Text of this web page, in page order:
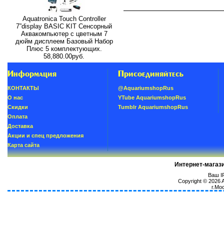
Aquatronica Touch Controller
7”display BASIC KIT Сенсорный
Аквакомпьютер с цветным 7
дюйм дисплеем Базовый Набор
Плюс 5 комплектующих.
58,880.00руб.
Информация
КОНТАКТЫ
О нас
Скидки
Oплатa
Доставка
Акции и спец предложения
Карта сайта
Присоединяйтесь
@AquariumshopRus
YTube AquariumshopRus
Tumblr AquariumshopRus
Интернет-
Ваш
Copyright © 2026